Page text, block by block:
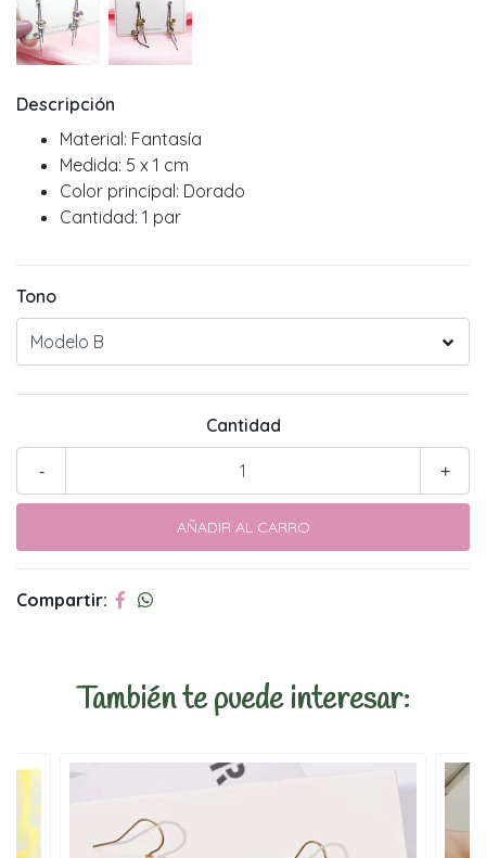
Descripción
Material: Fantasía
Medida: 5 x 1 cm
Color principal: Dorado
Cantidad: 1 par
Tono
Cantidad
+
-
Compartir:
También te puede interesar: